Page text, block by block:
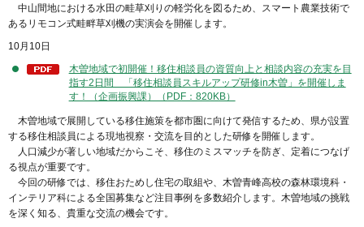
中山間地における水田の畦草刈りの軽労化を図るため、スマート農業技術で
あるリモコン式畦畔草刈機の実演会を開催します。
10月10日
木曽地域で初開催！移住相談員の資質向上と相談内容の充実を目
指す2日間 「移住相談員スキルアップ研修in木曽」を開催しま
す！（企画振興課）（PDF：820KB）
木曽地域で展開している移住施策を都市圏に向けて発信するため、県が設置
する移住相談員による現地視察・交流を目的とした研修を開催します。
人口減少が著しい地域だからこそ、移住のミスマッチを防ぎ、定着につなげ
る視点が重要です。
今回の研修では、移住おためし住宅の取組や、木曽青峰高校の森林環境科・
インテリア科による全国募集など注目事例を多数紹介します。木曽地域の挑戦
を深く知る、貴重な交流の機会です。